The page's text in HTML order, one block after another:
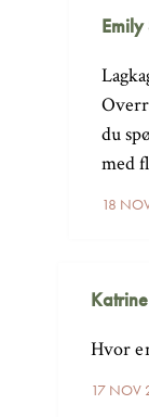
18
du
med
Katrine
17 NOV
Hvor